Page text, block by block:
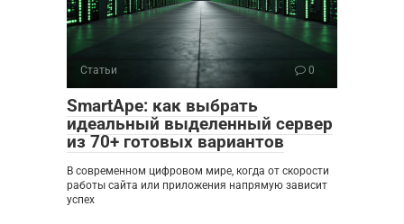
Статьи 0
SmartApe: как выбрать
идеальный выделенный сервер
из 70+ готовых вариантов
В современном цифровом мире, когда от скорости
работы сайта или приложения напрямую зависит
успех